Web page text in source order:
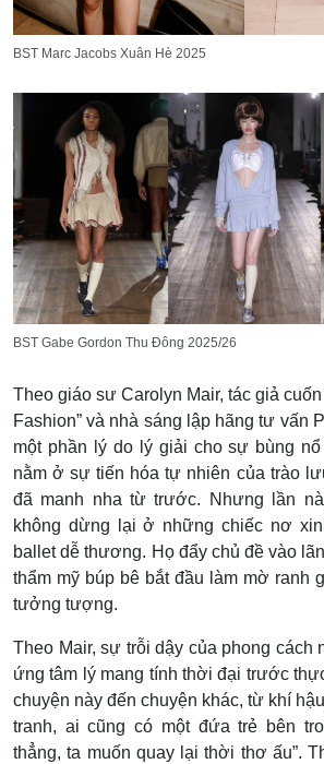
BST Marc Jacobs Xuân Hè 2025
BST Gabe Gordon Thu Đông 2025/26
Theo giáo sư Carolyn Mair, tác giả
Fashion” và nhà sáng lập hãng tư vấn
một phần lý do lý giải cho sự bùng
nằm ở sự tiến hóa tự nhiên của trào
đã manh nha từ trước. Nhưng lần
không dừng lại ở những chiếc nơ
ballet dễ thương. Họ đẩy chủ đề vào
thẩm mỹ búp bê bắt đầu làm mờ ranh
tưởng tượng.
Theo Mair, sự trỗi dậy của phong cách
ứng tâm lý mang tính thời đại trước
chuyện này đến chuyện khác, từ khí
tranh, ai cũng có một đứa trẻ bên
thẳng, ta muốn quay lại thời thơ ấu”.